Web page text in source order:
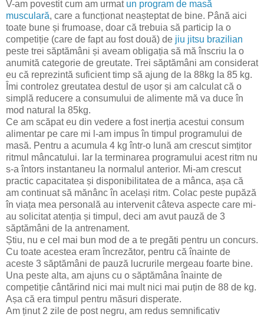
V-am povestit cum am urmat un program de masă
musculară, care a funcționat neașteptat de bine. Până aici
toate bune și frumoase, doar că trebuia să particip la o
competiție (care de fapt au fost două) de jiu jitsu brazilian
peste trei săptămâni și aveam obligația să mă înscriu la o
anumită categorie de greutate. Trei săptămâni am considerat
eu că reprezintă suficient timp să ajung de la 88kg la 85 kg.
Îmi controlez greutatea destul de ușor și am calculat că o
simplă reducere a consumului de alimente mă va duce în
mod natural la 85kg.
Ce am scăpat eu din vedere a fost inerția acestui consum
alimentar pe care mi l-am impus în timpul programului de
masă. Pentru a acumula 4 kg într-o lună am crescut simțitor
ritmul mâncatului. Iar la terminarea programului acest ritm nu
s-a întors instantaneu la normalul anterior. Mi-am crescut
practic capacitatea și disponibilitatea de a mânca, așa că
am continuat să mănânc în același ritm. Colac peste pupăză
în viața mea personală au intervenit câteva aspecte care mi-
au solicitat atenția și timpul, deci am avut pauză de 3
săptămâni de la antrenament.
Știu, nu e cel mai bun mod de a te pregăti pentru un concurs.
Cu toate acestea eram încrezător, pentru că înainte de
aceste 3 săptămâni de pauză lucrurile mergeau foarte bine.
Una peste alta, am ajuns cu o săptămâna înainte de
competiție cântărind nici mai mult nici mai puțin de 88 de kg.
Așa că era timpul pentru măsuri disperate.
Am ținut 2 zile de post negru, am redus semnificativ